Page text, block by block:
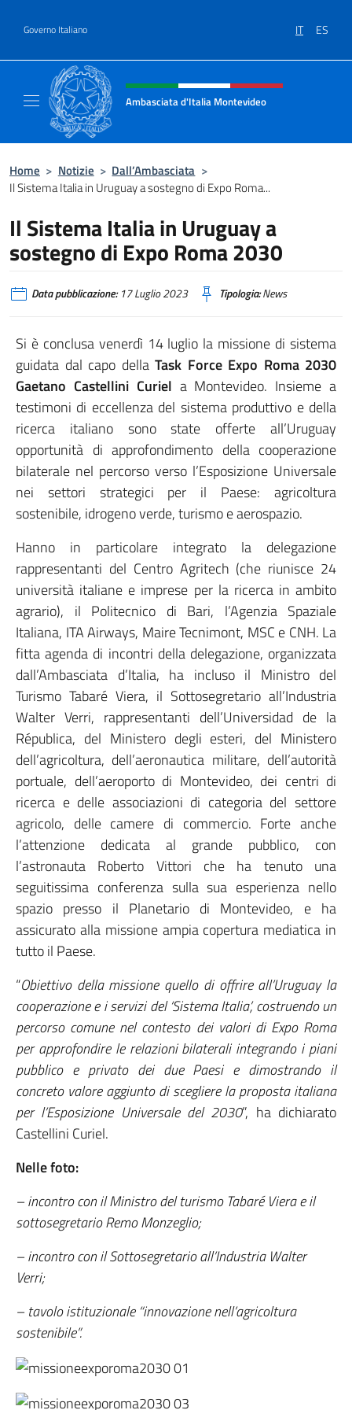
Governo Italiano IT ES
Intestazione sito, social e menù
Ambasciata d'Italia Montevideo
Home > Notizie > Dall’Ambasciata >
Il Sistema Italia in Uruguay a sostegno di Expo Roma...
Il Sistema Italia in Uruguay a
sostegno di Expo Roma 2030
Data pubblicazione:17 Luglio 2023 Tipologia:News
Si è conclusa venerdì 14 luglio la missione di sistema
guidata dal capo dellaTask Force Expo Roma 2030
Gaetano Castellini Curiel a Montevideo. Insieme a
testimoni di eccellenza del sistema produttivo e della
ricerca italiano sono state offerte all’Uruguay
opportunità di approfondimento della cooperazione
bilaterale nel percorso verso l’Esposizione Universale
nei settori strategici per il Paese: agricoltura
sostenibile, idrogeno verde, turismo e aerospazio.
Hanno in particolare integrato la delegazione
rappresentanti del Centro Agritech (che riunisce 24
università italiane e imprese per la ricerca in ambito
agrario), il Politecnico di Bari, l’Agenzia Spaziale
Italiana, ITA Airways, Maire Tecnimont, MSC e CNH. La
fitta agenda di incontri della delegazione, organizzata
dall’Ambasciata d’Italia, ha incluso il Ministro del
Turismo Tabaré Viera, il Sottosegretario all’Industria
Walter Verri, rappresentanti dell’Universidad de la
Républica, del Ministero degli esteri, del Ministero
dell’agricoltura, dell’aeronautica militare, dell’autorità
portuale, dell’aeroporto di Montevideo, dei centri di
ricerca e delle associazioni di categoria del settore
agricolo, delle camere di commercio. Forte anche
l’attenzione dedicata al grande pubblico, con
l’astronauta Roberto Vittori che ha tenuto una
seguitissima conferenza sulla sua esperienza nello
spazio presso il Planetario di Montevideo, e ha
assicurato alla missione ampia copertura mediatica in
tutto il Paese.
“Obiettivo della missione quello di offrire all’Uruguay la
cooperazione e i servizi del ‘Sistema Italia’, costruendo un
percorso comune nel contesto dei valori di Expo Roma
per approfondire le relazioni bilaterali integrando i piani
pubblico e privato dei due Paesi e dimostrando il
concreto valore aggiunto di scegliere la proposta italiana
per l’Esposizione Universale del 2030”, ha dichiarato
Castellini Curiel.
Nelle foto:
– incontro con il Ministro del turismo Tabaré Viera e il
sottosegretario Remo Monzeglio;
– incontro con il Sottosegretario all’Industria Walter
Verri;
– tavolo istituzionale “innovazione nell’agricoltura
sostenibile”.